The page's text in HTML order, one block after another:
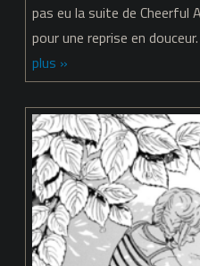
pas eu la suite de Cheerful
pour une reprise en
plus »